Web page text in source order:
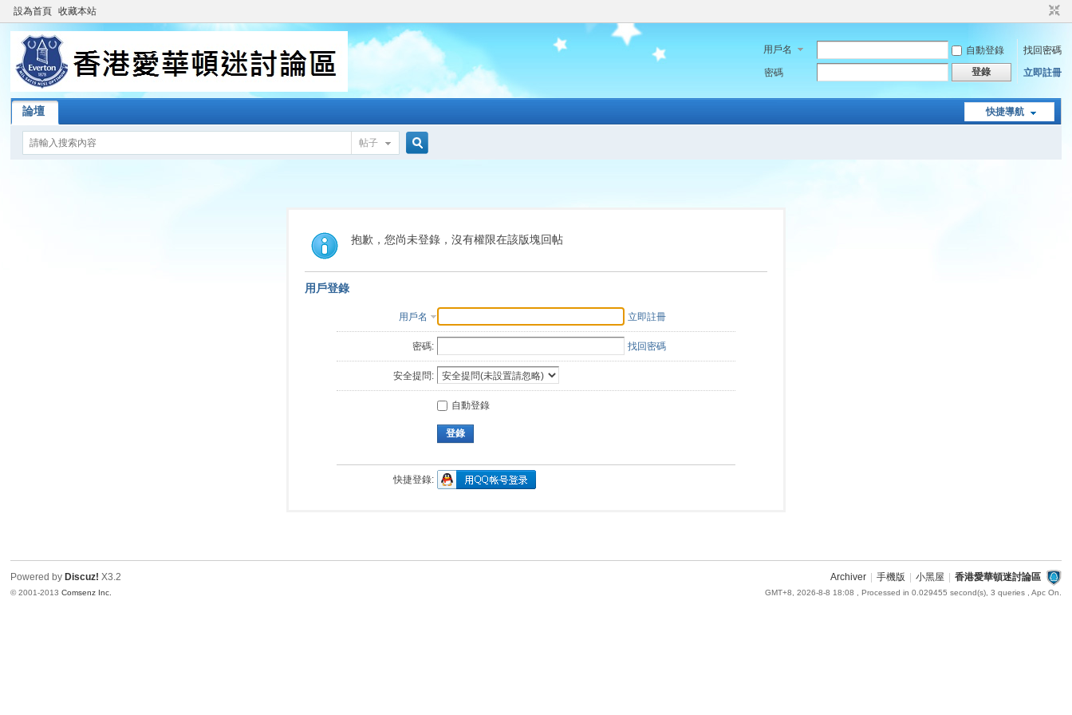
設為首頁 收藏本站
用戶名 自動登錄
找回密碼
密碼
登錄 立即註冊
快捷導航
論壇
帖子
索
抱歉，您尚未登錄，沒有權限在該版塊回帖
用戶登錄
用戶名 立即註冊
密碼: 找回密碼
安全提問:
自動登錄
登錄
快捷登錄:
Archiver 手機版 小黑屋 香港愛華頓迷討論區
GMT+8, 2026-8-8 18:08 , Processed in 0.029455 second(s), 3 queries , Apc On.
Powered by Discuz! X3.2
© 2001-2013Comsenz Inc.